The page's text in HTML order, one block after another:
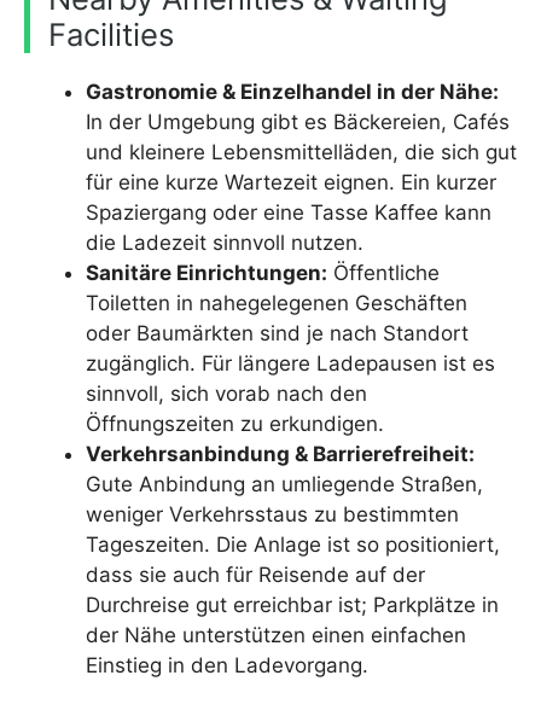
Facilities
Gastronomie & Einzelhandel in der Nähe:
In der Umgebung gibt es Bäckereien, Cafés
und kleinere Lebensmittelläden, die sich gut
für eine kurze Wartezeit eignen. Ein kurzer
Spaziergang oder eine Tasse Kaffee kann
die Ladezeit sinnvoll nutzen.
Sanitäre Einrichtungen: Öffentliche
Toiletten in nahegelegenen Geschäften
oder Baumärkten sind je nach Standort
zugänglich. Für längere Ladepausen ist es
sinnvoll, sich vorab nach den
Öffnungszeiten zu erkundigen.
Verkehrsanbindung & Barrierefreiheit:
Gute Anbindung an umliegende Straßen,
weniger Verkehrsstaus zu bestimmten
Tageszeiten. Die Anlage ist so positioniert,
dass sie auch für Reisende auf der
Durchreise gut erreichbar ist; Parkplätze in
der Nähe unterstützen einen einfachen
Einstieg in den Ladevorgang.